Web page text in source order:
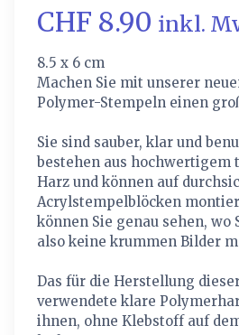
CHF 8.90 inkl.
8.5 x 6 cm
Machen Sie mit unserer
Polymer-Stempeln einen
Sie sind sauber, klar und
bestehen aus hochwertigem
Harz und können auf
Acrylstempelblöcken
können Sie genau sehen, wo
also keine krummen Bilder
Das für die Herstellung
verwendete klare
ihnen, ohne Klebstoff auf